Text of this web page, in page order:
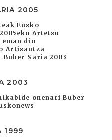
2005
Eusko
Artetsu
dio
Artisautza
Saria 2003
2003
onenari Buber
1999